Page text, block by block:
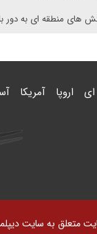
های منطقه ای به دور
اروپا آمریکا
متعلق به سایت